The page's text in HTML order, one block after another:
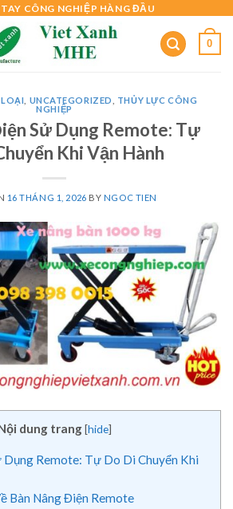
CÔNG NGHIỆP HÀNG ĐẦU
0
UNCATEGORIZED
THỦY LỰC CÔNG
NGHIỆP
Sử Dụng Remote: Tự
Khi Vận Hành
16 THÁNG 1, 2026 BY NGOC TIEN
dung trang [hide]
Dụng Remote: Tự Do Di Chuyển Khi
Bàn Nâng Điện Remote